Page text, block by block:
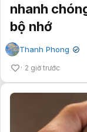
nhanh
bộ nhớ
Thanh Phong ✔
2 giờ trước